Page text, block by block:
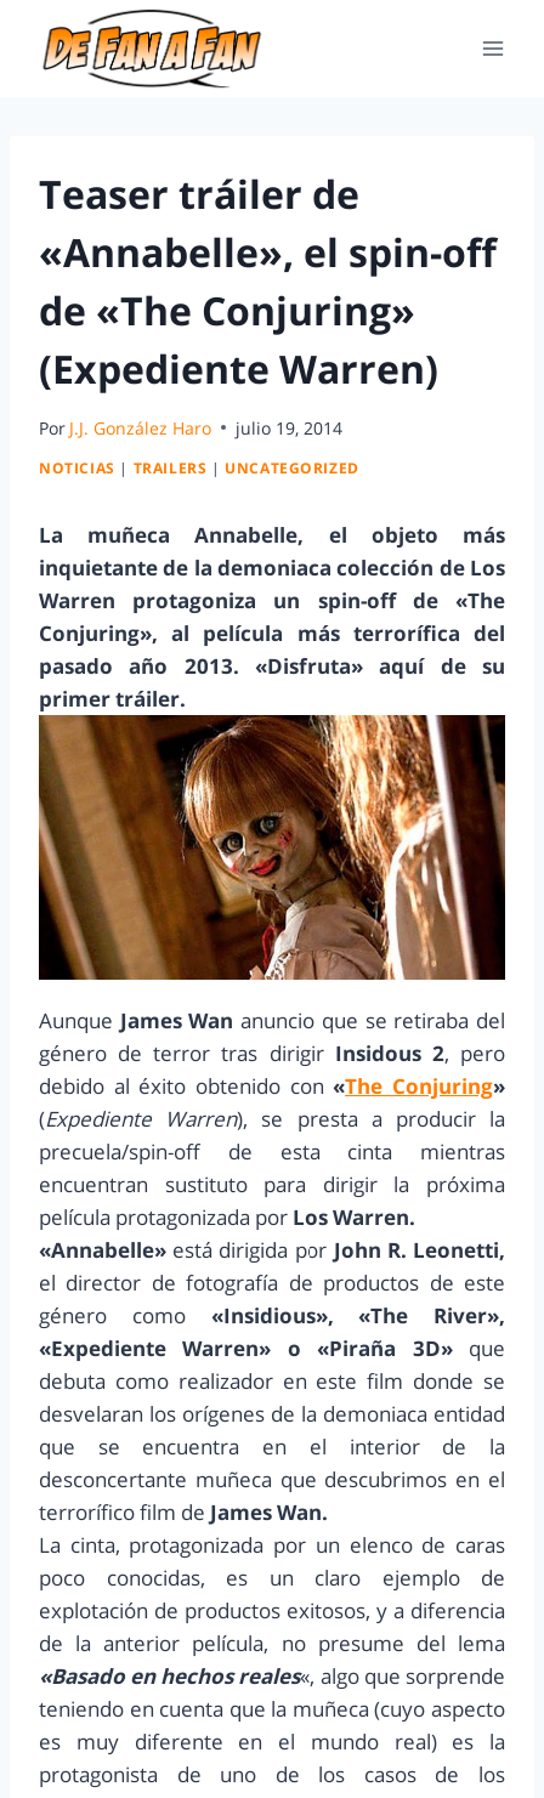
Teaser tráiler de
«Annabelle», el spin-off
de «The Conjuring»
(Expediente Warren)
Por J.J. González Haro julio 19, 2014
NOTICIAS | TRAILERS | UNCATEGORIZED
La muñeca Annabelle, el objeto más
inquietante de la demoniaca colección de Los
Warren protagoniza un spin-off de «The
Conjuring», al película más terrorífica del
pasado año 2013. «Disfruta» aquí de su
primer tráiler.
Aunque James Wan anuncio que se retiraba del
género de terror tras dirigir Insidous 2, pero
debido al éxito obtenido con «The Conjuring»
(Expediente Warren), se presta a producir la
precuela/spin-off de esta cinta mientras
encuentran sustituto para dirigir la próxima
película protagonizada por Los Warren.
«Annabelle» está dirigida por John R. Leonetti,
el director de fotografía de productos de este
género como «Insidious», «The River»,
«Expediente Warren» o «Piraña 3D»que
debuta como realizador en este film donde se
desvelaran los orígenes de la demoniaca entidad
que se encuentra en el interior de la
desconcertante muñeca que descubrimos en el
terrorífico film de James Wan.
La cinta, protagonizada por un elenco de caras
poco conocidas, es un claro ejemplo de
explotación de productos exitosos, y a diferencia
de la anterior película, no presume del lema
«Basado en hechos reales«, algo que sorprende
teniendo en cuenta que la muñeca (cuyo aspecto
es muy diferente en el mundo real) es la
protagonista de uno de los casos de los